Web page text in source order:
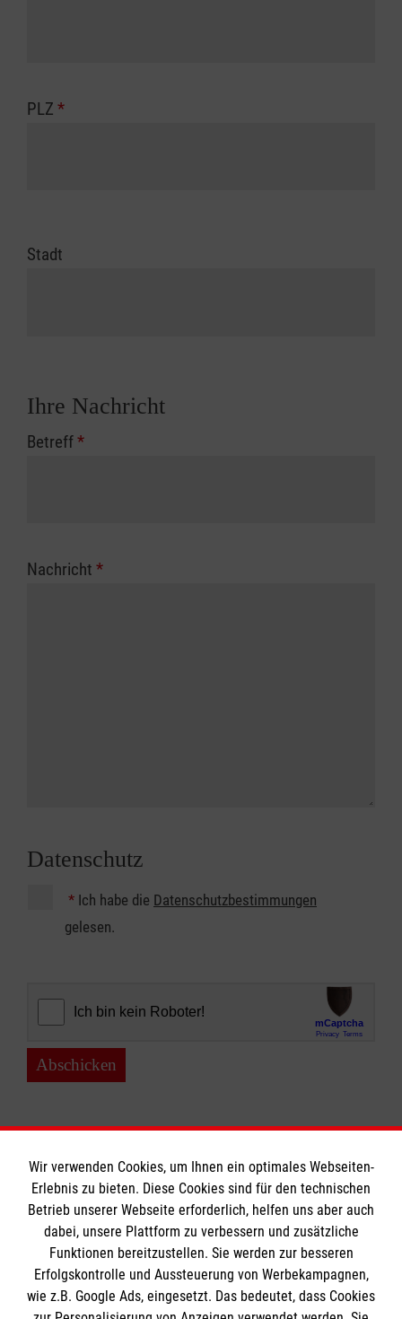
PLZ *
Stadt
Ihre Nachricht
Betreff*
Nachricht *
Datenschutz
* Ich habe die Datenschutzbestimmungen
gelesen.
Abschicken
Informationen
Impressum
Datenschutz
Die Malteser
Wir verwenden Cookies, um Ihnen ein optimales Webseiten-
Erlebnis zu bieten. Diese Cookies sind für den technischen
Betrieb unserer Webseite erforderlich, helfen uns aber auch
dabei, unsere Plattform zu verbessern und zusätzliche
Funktionen bereitzustellen. Sie werden zur besseren
Erfolgskontrolle und Aussteuerung von Werbekampagnen,
wie z.B. Google Ads, eingesetzt. Das bedeutet, dass Cookies